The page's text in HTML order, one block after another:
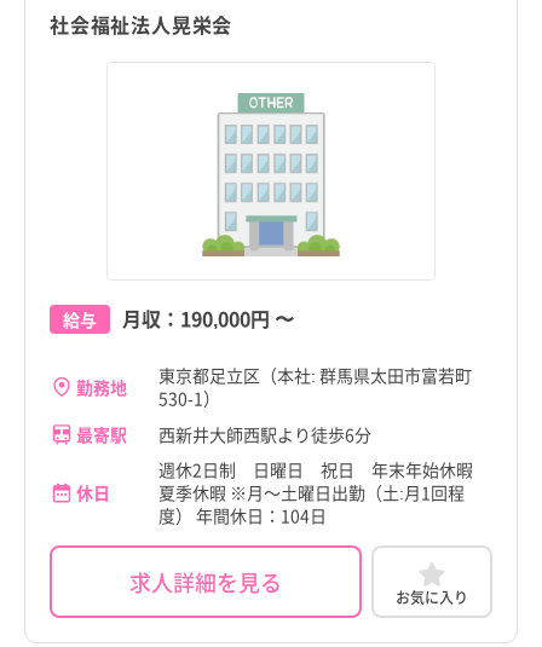
社会福祉法人晃栄会
給与 月収： 190,000円 〜
勤務地
東京都足立区（本社: 群馬県太田市富若町
530-1）
最寄駅
西新井大師西駅より徒歩6分
休日
週休2日制 日曜日 祝日 年末年始休暇
夏季休暇 ※月～土曜日出勤（土:月1回程
度） 年間休日：104日
求人詳細を見る お気に入り